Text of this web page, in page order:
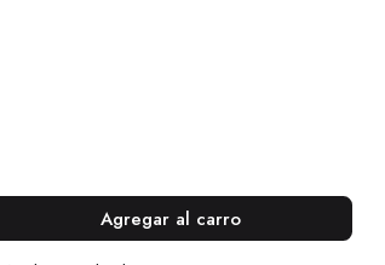
Agregar al carro